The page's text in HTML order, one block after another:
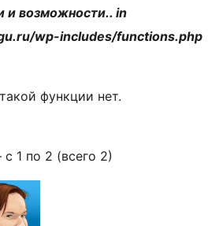
и возможности.. in
wp-includes/functions.php
функции нет.
1 по 2 (всего 2)